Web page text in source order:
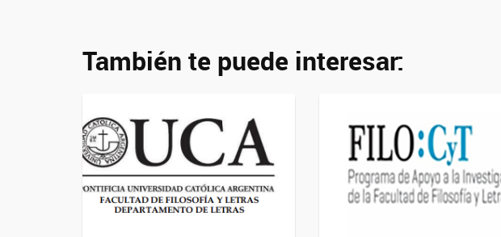
También te puede interesar: